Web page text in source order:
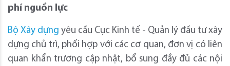
phí nguồn lực
Bộ Xây dựng yêu cầu Cục Kinh tế - Quản lý đầu tư xây
dựng chủ trì, phối hợp với các cơ quan, đơn vị có liên
quan khẩn trương cập nhật, bổ sung đầy đủ các nội